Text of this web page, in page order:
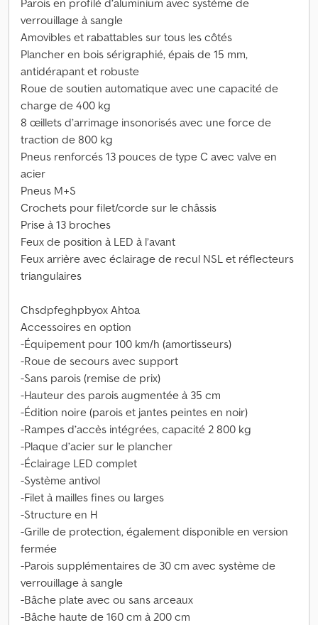
Parois en profilé d’aluminium avec système de
verrouillage à sangle
Amovibles et rabattables sur tous les côtés
Plancher en bois sérigraphié, épais de 15 mm,
antidérapant et robuste
Roue de soutien automatique avec une capacité de
charge de 400 kg
8 œillets d’arrimage insonorisés avec une force de
traction de 800 kg
Pneus renforcés 13 pouces de type C avec valve en
acier
Pneus M+S
Crochets pour filet/corde sur le châssis
Prise à 13 broches
Feux de position à LED à l’avant
Feux arrière avec éclairage de recul NSL et réflecteurs
triangulaires
Chsdpfeghpbyox Ahtoa
Accessoires en option
-Équipement pour 100 km/h (amortisseurs)
-Roue de secours avec support
-Sans parois (remise de prix)
-Hauteur des parois augmentée à 35 cm
-Édition noire (parois et jantes peintes en noir)
-Rampes d’accès intégrées, capacité 2 800 kg
-Plaque d’acier sur le plancher
-Éclairage LED complet
-Système antivol
-Filet à mailles fines ou larges
-Structure en H
-Grille de protection, également disponible en version
fermée
-Parois supplémentaires de 30 cm avec système de
verrouillage à sangle
-Bâche plate avec ou sans arceaux
-Bâche haute de 160 cm à 200 cm